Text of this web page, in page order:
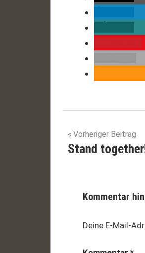
fair
trade
fairer
fairness
Vorheriger Beitrag
Stand
Kommentar
Deine E-Mail-